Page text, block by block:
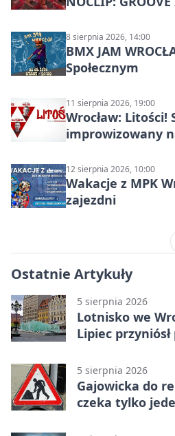
8 sierpnia 2026, 14:00
BMX JAM
Społecznym
11 sierpnia 2026, 19:00
Wrocław: Litości!
improwizowany
12 sierpnia 2026, 10:00
Wakacje z MPK
zajezdni
Ostatnie Artykuły
5 sierpnia 2026
Lotnisko we
Lipiec
5 sierpnia 2026
Gajowicka do
czeka tylko